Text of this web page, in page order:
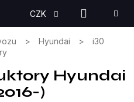
CZK
KOŠÍK
Hyundai
i30
Hyundai
)